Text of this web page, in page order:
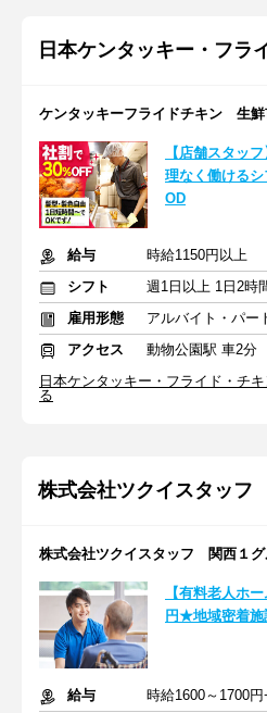
日本ケンタッキー・フラ
ケンタッキーフライドチキン 生鮮
【店舗スタッ
理なく働ける
OD
給与
時給1150円以上
シフト
雇用形態
アルバイト・パー
アクセス
動物公園駅 車2分
日本ケンタッキー・フライド・チ
る
株式会社ツクイスタッフ
株式会社ツクイスタッフ 関西１グ
【有料老人ホ
円★地域密着施
給与
時給1600～1700